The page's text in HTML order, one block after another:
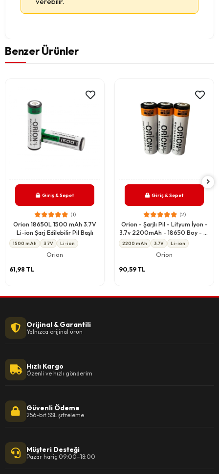
Benzer Ürünler
Giriş & Sepet
(1)
Orion 18650L 1500 mAh 3.7V
Li-ion Şarj Edilebilir Pil Başlı
1500 mAh 3.7V Li-ion
Orion
61,98 TL
Giriş & Sepet
(2)
Orion - Şarjlı Pil - Lityum İyon -
3.7v 2200mAh - 18650 Boy - 5c
- Başlı
2200 mAh 3.7V Li-ion
Orion
90,59 TL
Orijinal & Garantili
Yalnızca orijinal ürün
Hızlı Kargo
Özenli ve hızlı gönderim
Güvenli Ödeme
256-bit SSL şifreleme
Müşteri Desteği
Pazar hariç 09:00–18:00